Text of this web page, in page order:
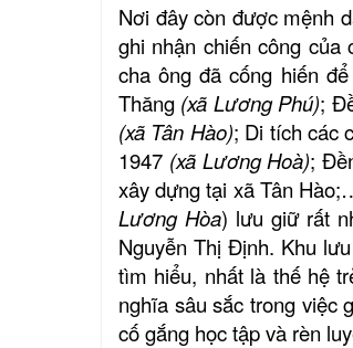
Nơi đây còn được mệnh
ghi nhận chiến công
cha ôngđã cống hiến
Thăng (xã Lương Phú);
(xã Tân Hào); Di tích các
1947 (xã Lương Hoà);
xây dựng tại xã Tân
Lương Hòa) lưu giữ rất
Nguyễn Thị Định. Khu
tìm hiểu, nhất là thế hệ
nghĩa sâu sắc trong việc
cố gắng học tập và rèn